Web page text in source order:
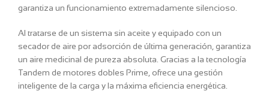
garantiza un funcionamiento extremadamente silencioso.
Al tratarse de un sistema sin aceite y equipado con un
secador de aire por adsorción de última generación, garantiza
un aire medicinal de pureza absoluta. Gracias a la tecnología
Tandem de motores dobles Prime, ofrece una gestión
inteligente de la carga y la máxima eficiencia energética.